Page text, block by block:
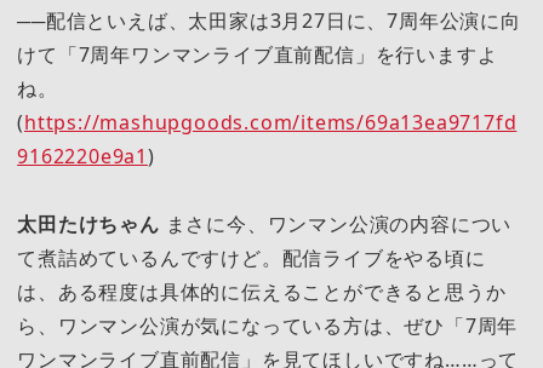
──配信といえば、太田家は3月27日に、7周年公演に向
けて「7周年ワンマンライブ直前配信」を行いますよ
ね。
(https://mashupgoods.com/items/69a13ea9717fd
9162220e9a1)
太田たけちゃん まさに今、ワンマン公演の内容につい
て煮詰めているんですけど。配信ライブをやる頃に
は、ある程度は具体的に伝えることができると思うか
ら、ワンマン公演が気になっている方は、ぜひ「7周年
ワンマンライブ直前配信」を見てほしいですね……って